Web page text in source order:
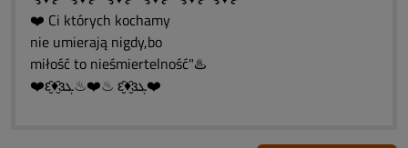
❤️ Ci których kochamy
nie umierają nigdy,bo
miłość to nieśmiertelność"♨️
❤️ԑ̮̑♦̮̑ɜܓ♨❤️♨ ԑ̮̑♦̮̑ɜܓ❤️